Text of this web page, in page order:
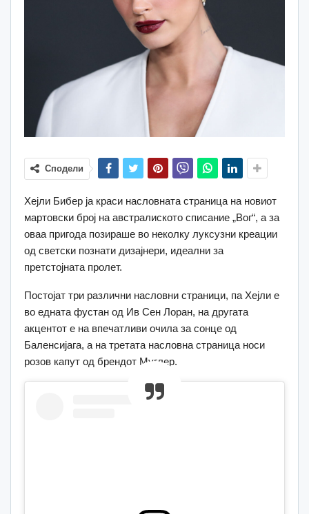
Сподели
Хејли Бибер ја краси насловната страница на новиот
мартовски број на австралиското списание „Вог“, а за
оваа пригода позираше во неколку луксузни креации
од светски познати дизајнери, идеални за
претстојната пролет.
Постојат три различни насловни страници, па Хејли е
во едната фустан од Ив Сен Лоран, на другата
акцентот е на впечатливи очила за сонце од
Баленсијага, а на третата насловна страница носи
розов капут од брендот Муглер.